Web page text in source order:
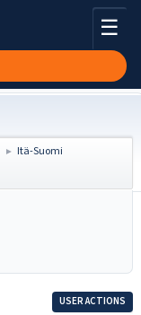
☰
► Itä-Suomi
USER ACTIONS